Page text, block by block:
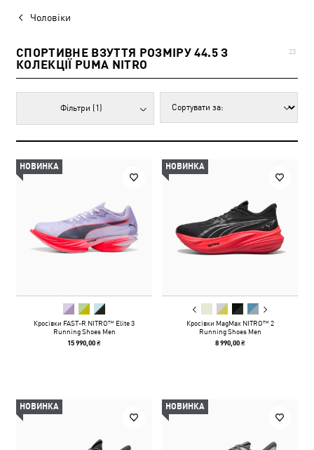
Чоловіки
СПОРТИВНЕ ВЗУТТЯ РОЗМІРУ 44.5 З
КОЛЕКЦІЇ PUMA NITRO
23
Фільтри (1)
НОВИНКА
Кросівки FAST-R NITRO™ Elite 3
Running Shoes Men
15 990,00 ₴
НОВИНКА
Кросівки MagMax NITRO™ 2
Running Shoes Men
8 990,00 ₴
НОВИНКА НОВИНКА